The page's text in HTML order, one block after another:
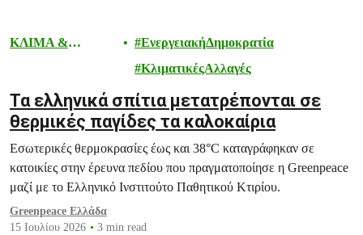
ΚΛΙΜΑ &
ΕνεργειακήΔημοκρατία
ΚλιματικέςΑλλαγές
Τα ελληνικά σπίτια μετατρέπονται σε
θερμικές παγίδες τα καλοκαίρια
Εσωτερικές θερμοκρασίες έως και 38°C καταγράφηκαν σε
κατοικίες στην έρευνα πεδίου που πραγματοποίησε η Greenpeace
μαζί με το Ελληνικό Ινστιτούτο Παθητικού Κτιρίου.
Greenpeace Ελλάδα
15 Ιουλίου 2026
3 min read